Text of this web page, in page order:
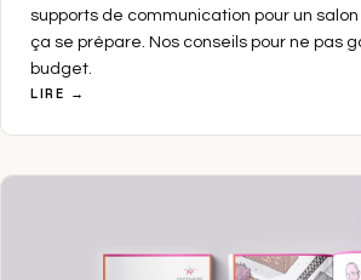
supports de communication pour un
ça se prépare. Nos conseils pour ne pas
budget.
LIRE →